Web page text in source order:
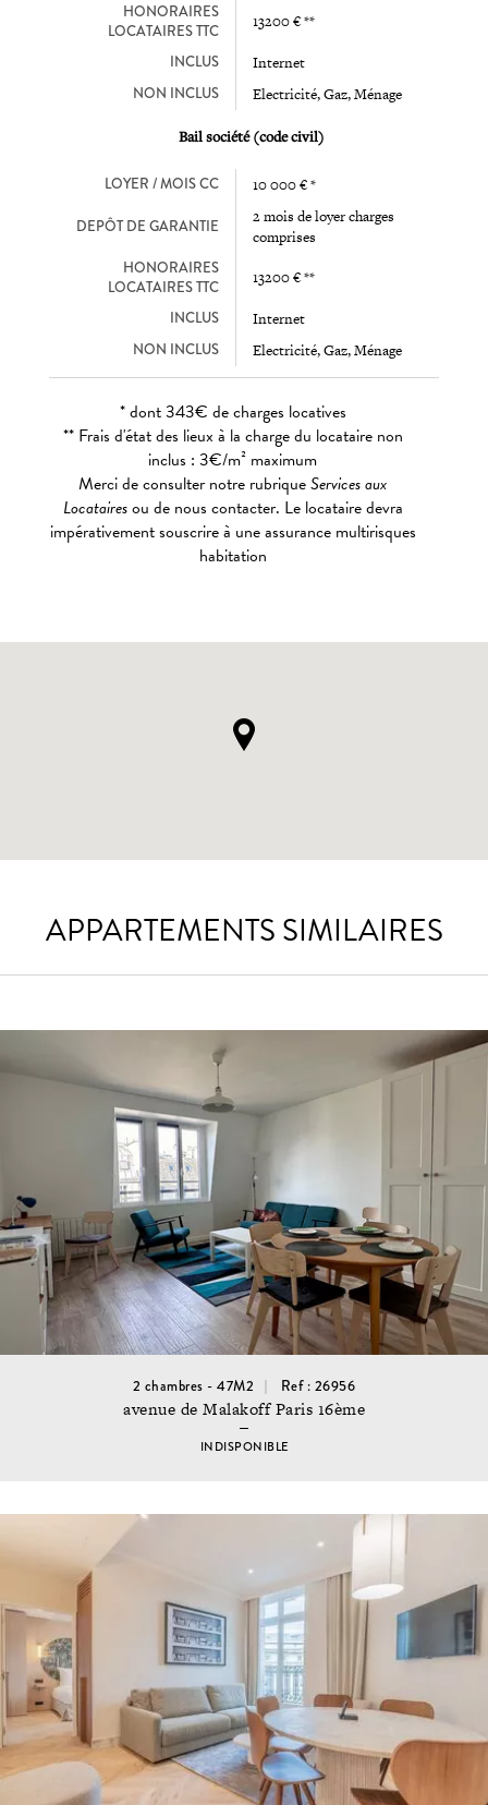
HONORAIRES
LOCATAIRES TTC
13200 € **
INCLUS Internet
NON INCLUS Electricité, Gaz, Ménage
Bail société (code civil)
LOYER / MOIS CC 10 000 € *
DEPÔT DE GARANTIE
2 mois de loyer charges
comprises
HONORAIRES
LOCATAIRES TTC
13200 € **
INCLUS Internet
NON INCLUS Electricité, Gaz, Ménage
* dont 343€ de charges locatives
** Frais d'état des lieux à la charge du locataire non
inclus : 3€/m² maximum
Merci de consulter notre rubriqueServices aux
Locatairesou de nous contacter. Le locataire devra
impérativement souscrire à une assurance multirisques
habitation
APPARTEMENTS SIMILAIRES
2 chambres - 47M2 Ref : 26956
avenue de Malakoff Paris 16ème
INDISPONIBLE